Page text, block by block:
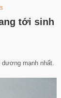
tới sinh
mạnh nhất.